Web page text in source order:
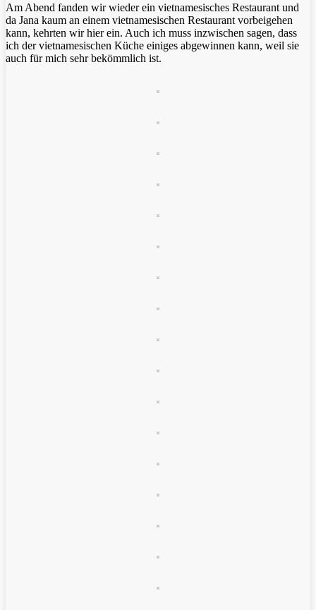
Am Abend fanden wir wieder ein vietnamesisches Restaurant und
da Jana kaum an einem vietnamesischen Restaurant vorbeigehen
kann, kehrten wir hier ein. Auch ich muss inzwischen sagen, dass
ich der vietnamesischen Küche einiges abgewinnen kann, weil sie
auch für mich sehr bekömmlich ist.